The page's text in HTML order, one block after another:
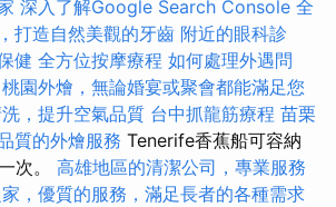
深入了解Google Search Console 全
打造自然美觀的牙齒 附近的眼科診
健 全方位按摩療程 如何處理外遇問
桃園外燴，無論婚宴或聚會都能滿足您
，提升空氣品質 台中抓龍筋療程 苗栗
質的外燴服務 Tenerife香蕉船可容納
次。 高雄地區的清潔公司，專業服務
，優質的服務，滿足長者的各種需求